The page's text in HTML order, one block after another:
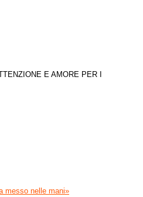
E AMORE PER I
messo nelle mani»